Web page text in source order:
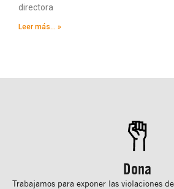
directora
Leer más... »
Dona
Trabajamos para exponer las violaciones